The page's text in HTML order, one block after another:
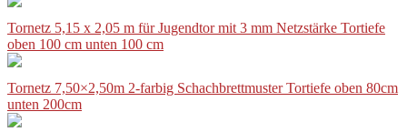
Tornetz 5,15 x 2,05 m für Jugendtor mit 3 mm Netzstärke Tortiefe
oben 100 cm unten 100 cm
Tornetz 7,50×2,50m 2-farbig Schachbrettmuster Tortiefe oben 80cm
unten 200cm